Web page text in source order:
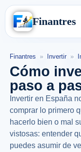
Finantres
Finantres » Invertir »
Cómo
paso a
Invertir en España
comprar lo primero
hacerlo bien o mal
vistosas: entender
puedes asumir de